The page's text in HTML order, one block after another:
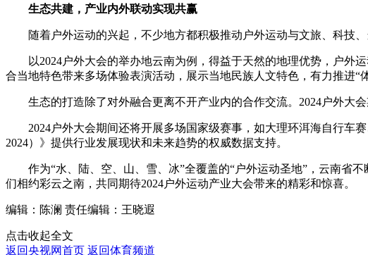
生态共建，产业内外联动实现共赢
随着户外运动的兴起，不少地方都积极推动户外运动与文旅、科技、
以2024户外大会的举办地云南为例，得益于天然的地理优势，户外运
合当地特色带来多场体验表演活动，展示当地民族人文特色，有力推进“
生态的打造除了对外融合更离不开产业内的合作交流。2024户外大会
2024户外大会期间还将开展多场国家级赛事，如大理环洱海自行车赛
2024）》提供行业发展现状和未来趋势的权威数据支持。
作为“水、陆、空、山、雪、冰”全覆盖的“户外运动圣地”，云南省不
们相约彩云之南，共同期待2024户外运动产业大会带来的精彩和惊喜。
编辑：陈澜 责任编辑：王晓遐
点击收起全文
返回央视网首页 返回体育频道